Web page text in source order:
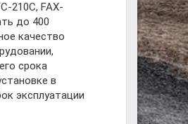
210C, FAX-
до 400
качество
срока
в
эксплуатации